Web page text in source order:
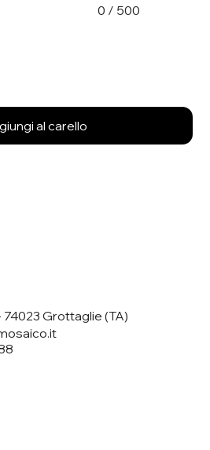
0 / 500
al carello
74023 Grottaglie (TA)